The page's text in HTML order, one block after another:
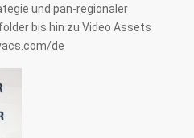
und pan-regionaler
bis hin zu Video Assets
de